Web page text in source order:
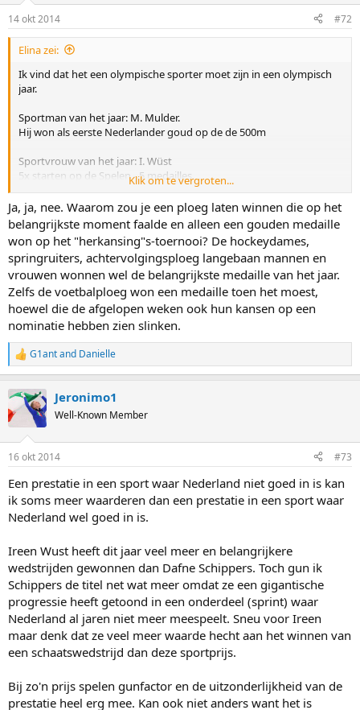
14 okt 2014 #72
Elina zei:
Ik vind dat het een olympische sporter moet zijn in een olympisch
jaar.
Sportman van het jaar: M. Mulder.
Hij won als eerste Nederlander goud op de de 500m
Sportvrouw van het jaar: I. Wüst
5x starten op de Spelen - 5 medailles.
Sportploeg: Shorttrack mannen!
Klik om te vergroten...
Ja, ja, nee. Waarom zou je een ploeg laten winnen die op het
belangrijkste moment faalde en alleen een gouden medaille
won op het "herkansing"s-toernooi? De hockeydames,
springruiters, achtervolgingsploeg langebaan mannen en
vrouwen wonnen wel de belangrijkste medaille van het jaar.
Zelfs de voetbalploeg won een medaille toen het moest,
hoewel die de afgelopen weken ook hun kansen op een
nominatie hebben zien slinken.
R
e
c
t
s
G1antand Danielle
Jeronimo1
Well-Known Member
16 okt 2014 #73
Een prestatie in een sport waar Nederland niet goed in is kan
ik soms meer waarderen dan een prestatie in een sport waar
Nederland wel goed in is.
Ireen Wust heeft dit jaar veel meer en belangrijkere
wedstrijden gewonnen dan Dafne Schippers. Toch gun ik
Schippers de titel net wat meer omdat ze een gigantische
progressie heeft getoond in een onderdeel (sprint) waar
Nederland al jaren niet meer meespeelt. Sneu voor Ireen
maar denk dat ze veel meer waarde hecht aan het winnen van
een schaatswedstrijd dan deze sportprijs.
Bij zo'n prijs spelen gunfactor en de uitzonderlijkheid van de
prestatie heel erg mee. Kan ook niet anders want het is